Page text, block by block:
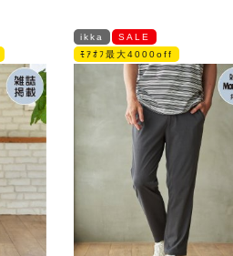
ikka
SALE
ﾓｱｵﾌ最大4000off